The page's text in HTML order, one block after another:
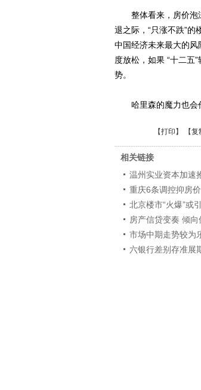
整体看来，房价泡沫
退之际，“只涨不跌”
中国经济未来最大的
度放松，如果 “十二五
势。
哈里森的魔力也会作
【打印 】 【复
相关链接
温州实业资本加速
重庆6条调控抑房
北京楼市“火爆”或
房产信贷变奏 倾
市场中期走势较为
六银行差别存准展